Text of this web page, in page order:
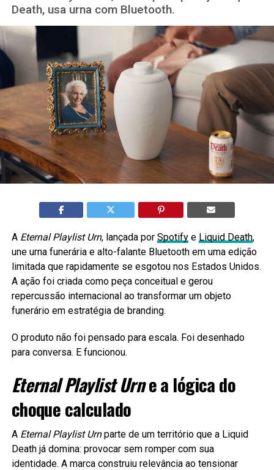
Death, usa urna com Bluetooth.
A Eternal Playlist Urn, lançada por Spotifye Liquid Death,
une urna funerária e alto-falante Bluetooth em uma edição
limitada que rapidamente se esgotou nos Estados Unidos.
A ação foi criada como peça conceitual e gerou
repercussão internacional ao transformar um objeto
funerário em estratégia de branding.
O produto não foi pensado para escala. Foi desenhado
para conversa. E funcionou.
Eternal Playlist Urne a lógica do
choque calculado
A Eternal Playlist Urnparte de um território que a Liquid
Death já domina: provocar sem romper com sua
identidade. A marca construiu relevância ao tensionar